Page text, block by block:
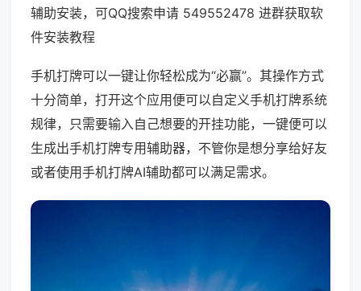
辅助安装，可QQ搜索申请 549552478 进群获取软
件安装教程
手机打牌可以一键让你轻松成为“必赢”。其操作方式
十分简单，打开这个应用便可以自定义手机打牌系统
规律，只需要输入自己想要的开挂功能，一键便可以
生成出手机打牌专用辅助器，不管你是想分享给好友
或者使用手机打牌AI辅助都可以满足需求。